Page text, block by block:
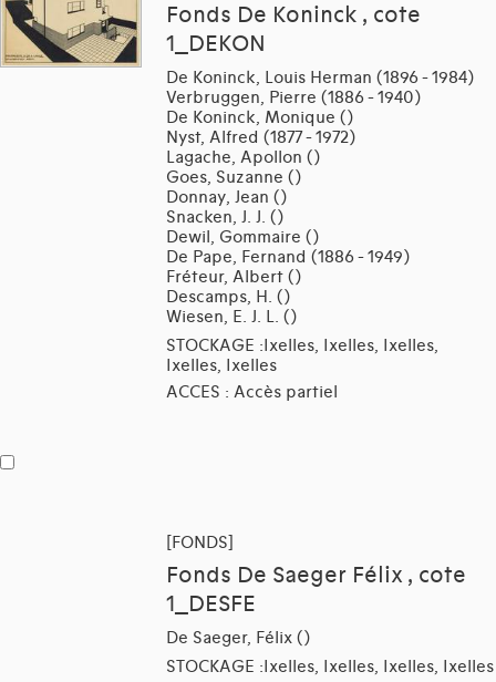
Fonds De Koninck , cote
1_DEKON
De Koninck, Louis Herman (1896 - 1984)
Verbruggen, Pierre (1886 - 1940)
De Koninck, Monique ()
Nyst, Alfred (1877 - 1972)
Lagache, Apollon ()
Goes, Suzanne ()
Donnay, Jean ()
Snacken, J. J. ()
Dewil, Gommaire ()
De Pape, Fernand (1886 - 1949)
Fréteur, Albert ()
Descamps, H. ()
Wiesen, E. J. L. ()
STOCKAGE :Ixelles, Ixelles, Ixelles,
Ixelles, Ixelles
ACCES : Accès partiel
[FONDS]
Fonds De Saeger Félix , cote
1_DESFE
De Saeger, Félix ()
STOCKAGE :Ixelles, Ixelles, Ixelles, Ixelles